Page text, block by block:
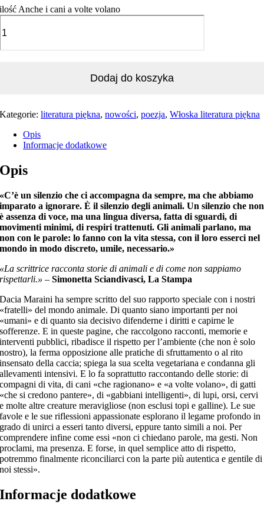
ilość Anche i cani a volte volano
Dodaj do koszyka
Kategorie:literatura piękna,nowości,poezja,Włoska literatura piękna
Opis
Informacje dodatkowe
Opis
«C’è un silenzio che ci accompagna da sempre, ma che abbiamo
imparato a ignorare. È il silenzio degli animali. Un silenzio che non
è assenza di voce, ma una lingua diversa, fatta di sguardi, di
movimenti minimi, di respiri trattenuti. Gli animali parlano, ma
non con le parole: lo fanno con la vita stessa, con il loro esserci nel
mondo in modo discreto, umile, necessario.»
«La scrittrice racconta storie di animali e di come non sappiamo
rispettarli.» –Simonetta Sciandivasci, La Stampa
Dacia Maraini ha sempre scritto del suo rapporto speciale con i nostri
«fratelli» del mondo animale. Di quanto siano importanti per noi
«umani» e di quanto sia decisivo difenderne i diritti e capirne le
sofferenze. E in queste pagine, che raccolgono racconti, memorie e
interventi pubblici, ribadisce il rispetto per l’ambiente (che non è solo
nostro), la ferma opposizione alle pratiche di sfruttamento o al rito
insensato della caccia; spiega la sua scelta vegetariana e condanna gli
allevamenti intensivi. E lo fa soprattutto raccontando delle storie: di
compagni di vita, di cani «che ragionano» e «a volte volano», di gatti
«che si credono pantere», di «gabbiani intelligenti», di lupi, orsi, cervi
e molte altre creature meravigliose (non esclusi topi e galline). Le sue
favole e le sue riflessioni appassionate esplorano il legame profondo in
grado di unirci a esseri tanto diversi, eppure tanto simili a noi. Per
comprendere infine come essi «non ci chiedano parole, ma gesti. Non
proclami, ma presenza. E forse, in quel semplice atto di rispetto,
potremmo finalmente riconciliarci con la parte più autentica e gentile di
noi stessi».
Informacje dodatkowe